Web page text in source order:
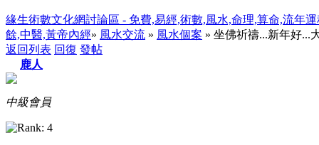
緣生術數文化網討論區 - 免費,易經,術數,風水,命理,算命,流年
餘,中醫,黃帝內經» 風水交流 » 風水個案 » 坐佛祈禱...新年好...
返回列表 回復 發帖
鹿人
中級會員